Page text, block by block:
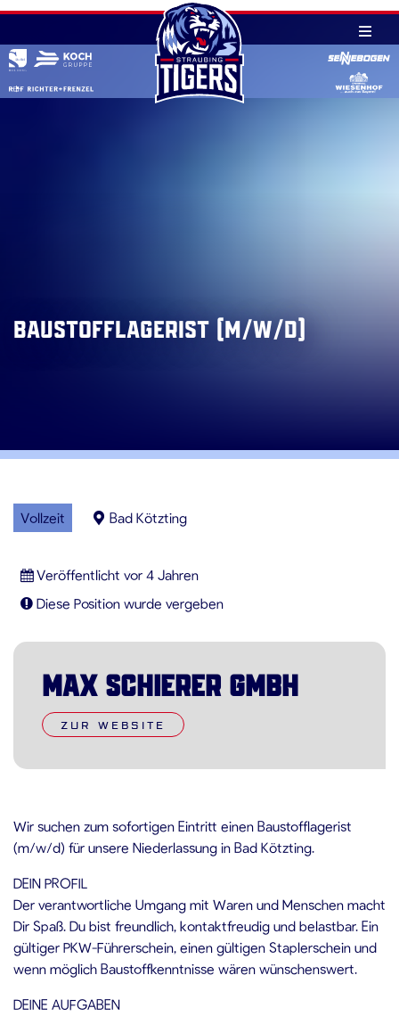
Skip
content
Baustofflagerist (m/w/d)
Vollzeit Bad Kötzting
Veröffentlicht vor 4 Jahren
Diese Position wurde vergeben
Max Schierer GmbH
ZUR WEBSITE
Wir suchen zum sofortigen Eintritt einen Baustofflagerist
(m/w/d) für unsere Niederlassung in Bad Kötzting.
DEIN PROFIL
Der verantwortliche Umgang mit Waren und Menschen macht
Dir Spaß. Du bist freundlich, kontaktfreudig und belastbar. Ein
gültiger PKW-Führerschein, einen gültigen Staplerschein und
wenn möglich Baustoffkenntnisse wären wünschenswert.
DEINE AUFGABEN